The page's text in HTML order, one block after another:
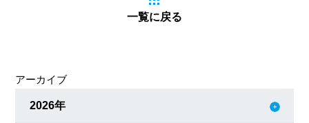
て異なります。「幸せ」を包括するような存在で、その状
力が豊かになるなど、企業にとってもメリットがたくさ
ん。取り組みには3つのアプローチがあると考えています
一覧に戻る
アーカイブ
2026年